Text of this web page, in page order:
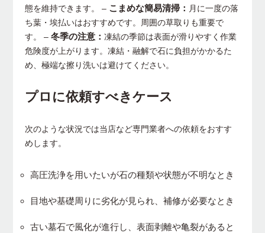
態を維持できます。 – こまめな簡易清掃： 月に一度の落
ち葉・埃払いはおすすめです。周囲の草取りも重要で
す。 –冬季の注意：凍結の季節は表面が滑りやすく作業
危険度が上がります。凍結・融解で石に負担がかかるた
め、極端な擦り洗いは避けてください。
プロに依頼すべきケース
次のような状況では当店など専門業者への依頼をおすす
めします。
高圧洗浄を用いたいが石の種類や状態が不明なとき
目地や基礎周りに劣化が見られ、補修が必要なとき
古い墓石で風化が進行し、表面剥離や亀裂があると